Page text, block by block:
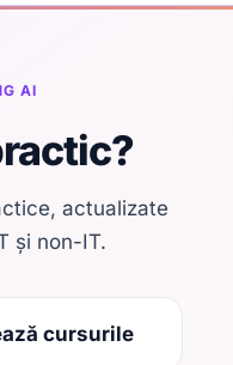
AI
actualizate
și non-IT.
cursurile